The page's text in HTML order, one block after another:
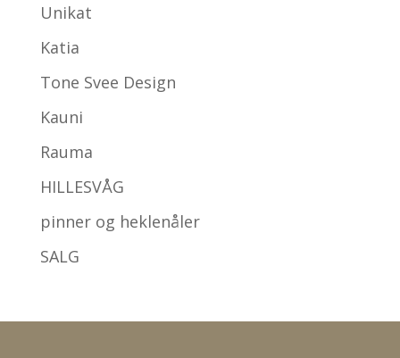
Unikat
Katia
Tone Svee Design
Kauni
Rauma
HILLESVÅG
pinner og heklenåler
SALG